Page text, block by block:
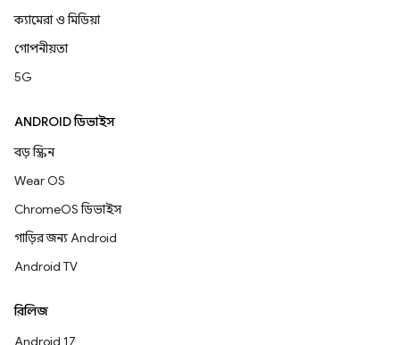
ক্যামেরা ও মিডিয়া
গোপনীয়তা
5G
ANDROID ডিভাইস
বড় স্ক্রিন
Wear OS
ChromeOS ডিভাইস
গাড়ির জন্য Android
Android TV
রিলিজ
Android 17